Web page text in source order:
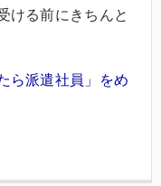
ける前にきちんと
ら派遣社員」をめ